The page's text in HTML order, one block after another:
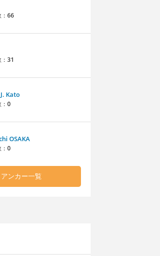
66
31
Kato
0
OSAKA
0
アンカー一覧